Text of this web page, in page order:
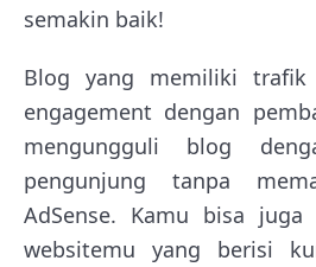
semakin baik!
Blog yang memiliki
engagement dengan
mengungguli blog
pengunjung tanpa
AdSense. Kamu bisa
websitemu yang berisi